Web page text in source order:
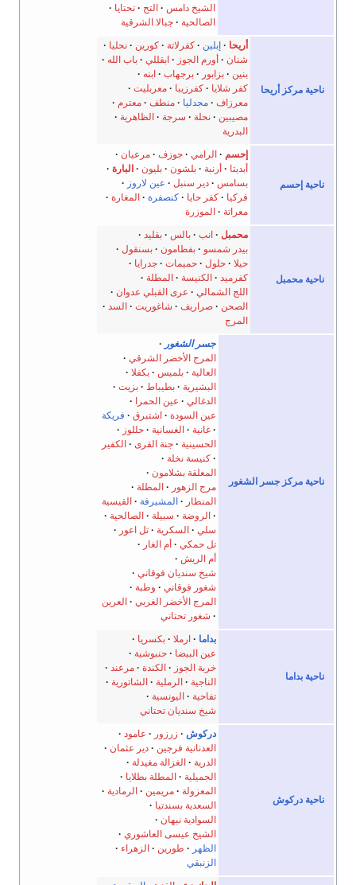
الشيخ دامس
التح
تحتايا
الصالحية
جبالا الشرقية
ناحية مركز أريحا
أريحا إبلين كفرلاتة كورين
نحليا
شنان
أورم الجوز ابقللي
باب الله
بنين
بزابور برجهاب
ابنه
كفر شلايا
كفرزيبا
معربليت
معرزاف
مجدليا منطف
معترم
مصيبين
نحلة سرجة
الظاهرية
البدرية
ناحية إحسم
إحسم الرامي جوزف
مرعيان
أبديتا
أرنبة بلشون بليون
البارة
بسامس
دير سنبل
عين لاروز
فركيا
كفر حايا كنصفرة
المغارة
معراتة
الموزرة
ناحية محمبل
محمبل انب بالس
بقليد
بيدر شمسو
بفطامون
بسنقول
حيلا
حلول حميمات
جدرايا
كفرميد
الكنيسة
المطلة
اللج الشمالي
عرى القبلي عدوان
الصحن
صراريف شاغوريت
السد
المرج
ناحية مركز جسر الشغور
جسر الشغور
المرج الأخضر الشرقي
العالية
بلميس
بكفلا
البشيرية
بطيباط
بزيت
الدغالي
عين الحمرا
عين السودة
اشتبرق
فريكة
غانية
الغسانية
حللوز
الحسينية
جنة القرى
الكفير
كنيسة نخلة
المعلقة بشلامون
مرج الزهور
المطلة
المنطار
المشيرفة
القيسية
الروضة
سبيلة
الصالحية
سلي
السكرية
تل اعور
تل حمكي
أم الغار
أم الريش
شيخ سنديان فوقاني
شغور فوقاني
وطبة
المرج الأخضر الغربي
العرين
شغور تحتاني
ناحية بداما
بداما ارملا
بكسريا
عين البيضا
حنبوشية
خربة الجوز
الكندة
مرعند
الناجية
الرملية
الشاتورية
تفاحية
اليونسية
شيخ سنديان تحتاني
ناحية دركوش
دركوش زرزور
عامود
العدنانية فرجين
دير عثمان
الدرية
الغزالة مغيدلة
الجميلية
المطلة بطلايا
المعزولة
مريمين
الرمادية
السعدية بسندتيا
السوادية نبهان
الشيخ عيسى العاشوري
الظهر
طورين
الزهراء
الزنبقي